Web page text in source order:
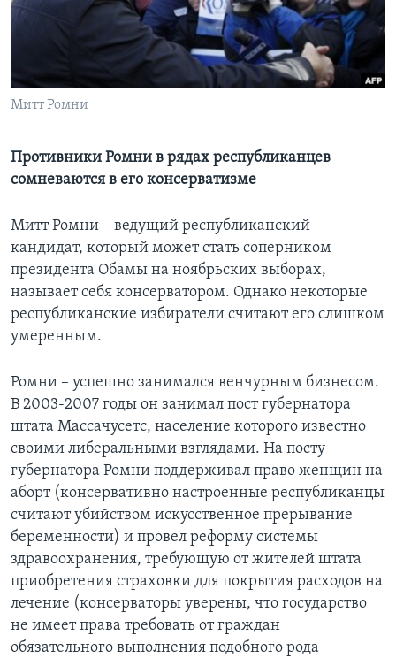
Learning English
СОЦИАЛЬНЫЕ СЕТИ
Языки
Митт Ромни
Противники Ромни в рядах республиканцев
сомневаются в его консерватизме
Митт Ромни – ведущий республиканский
кандидат, который может стать соперником
президента Обамы на ноябрьских выборах,
называет себя консерватором. Однако некоторые
республиканские избиратели считают его слишком
умеренным.
Ромни – успешно занимался венчурным бизнесом.
В 2003-2007 годы он занимал пост губернатора
штата Массачусетс, население которого известно
своими либеральными взглядами. На посту
губернатора Ромни поддерживал право женщин на
аборт (консервативно настроенные республиканцы
считают убийством искусственное прерывание
беременности) и провел реформу системы
здравоохранения, требующую от жителей штата
приобретения страховки для покрытия расходов на
лечение (консерваторы уверены, что государство
не имеет права требовать от граждан
обязательного выполнения подобного рода